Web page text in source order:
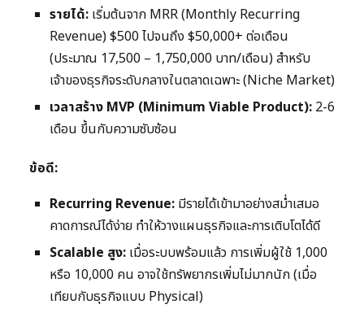
รายได้: เริ่มต้นจาก MRR (Monthly Recurring
Revenue) $500 ไปจนถึง $50,000+ ต่อเดือน
(ประมาณ 17,500 – 1,750,000 บาท/เดือน) สำหรับ
เจ้าของธุรกิจระดับกลางในตลาดเฉพาะ (Niche Market)
เวลาสร้าง MVP (Minimum Viable Product): 2-6
เดือน ขึ้นกับความซับซ้อน
ข้อดี:
Recurring Revenue: มีรายได้เข้ามาอย่างสม่ำเสมอ
คาดการณ์ได้ง่าย ทำให้วางแผนธุรกิจและการเติบโตได้ดี
Scalable สูง: เมื่อระบบพร้อมแล้ว การเพิ่มผู้ใช้ 1,000
หรือ 10,000 คน อาจใช้ทรัพยากรเพิ่มไม่มากนัก (เมื่อ
เทียบกับธุรกิจแบบ Physical)